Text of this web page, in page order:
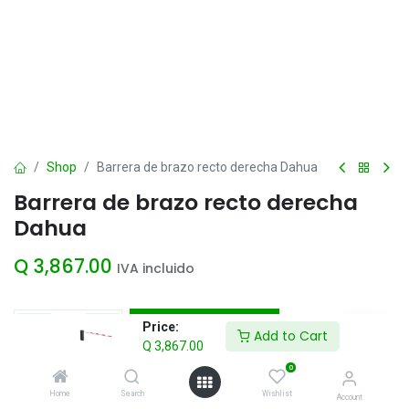
Price:
Q 3,867.00
Add to Cart
Home Search
0
Wishlist Account
Shop Barrera de brazo recto derecha Dahua
Barrera de brazo recto derecha
Dahua
Q 3,867.00 IVA incluido
Add to Cart
Agregar a la lista de deseos